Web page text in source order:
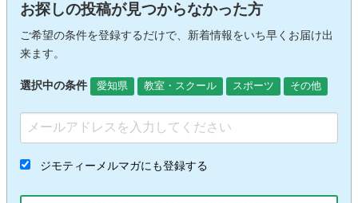
お探しの投稿が見つからなかった方
ご希望の条件を登録するだけで、新着情報をいち早くお届け出
来ます。
選択中の条件 愛知県 教室・スクール スポーツ その他
ジモティーメルマガにも登録する